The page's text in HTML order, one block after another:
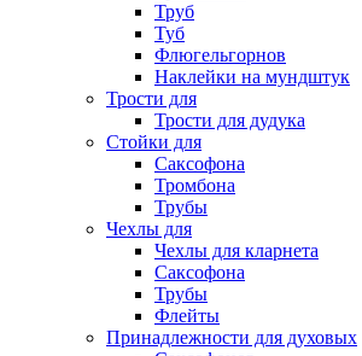
Труб
Туб
Флюгельгорнов
Наклейки на мундштук
Трости для
Трости для дудука
Стойки для
Саксофона
Тромбона
Трубы
Чехлы для
Чехлы для кларнета
Саксофона
Трубы
Флейты
Принадлежности для духовых